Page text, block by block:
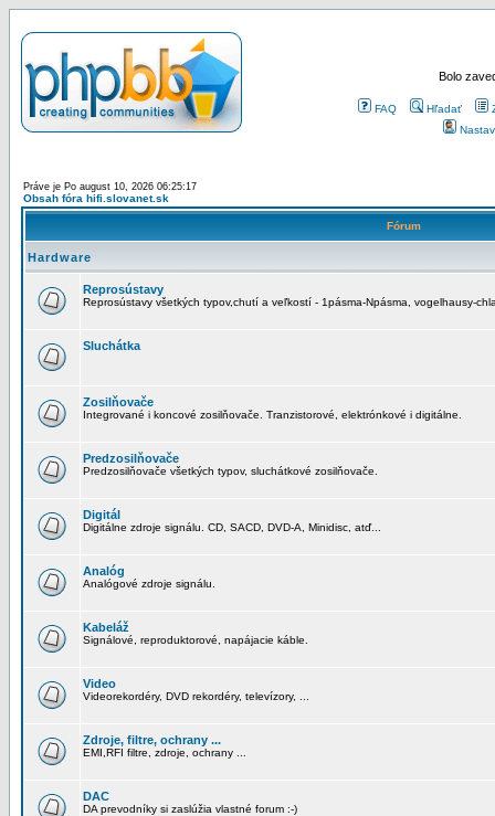
Bolo
FAQ Hľadať
Práve je Po august 10, 2026 06:25:17
Obsah fóra hifi.slovanet.sk
Fórum
Hardware
Reprosústavy
Reprosústavy všetkých typov,chutí a veľkostí - 1pásma-Npásma, vogelhausy-
Sluchátka
Zosilňovače
Integrované i koncové zosilňovače. Tranzistorové, elektrónkové i digitálne.
Predzosilňovače
Predzosilňovače všetkých typov, sluchátkové zosilňovače.
Digitál
Digitálne zdroje signálu. CD, SACD, DVD-A, Minidisc, atď...
Analóg
Analógové zdroje signálu.
Kabeláž
Signálové, reproduktorové, napájacie káble.
Video
Videorekordéry, DVD rekordéry, televízory, ...
Zdroje, filtre, ochrany ...
EMI,RFI filtre, zdroje, ochrany ...
DAC
DA prevodníky si zaslúžia vlastné forum :-)